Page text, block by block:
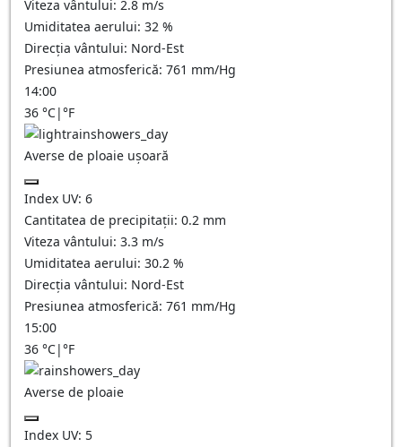
Viteza vântului: 2.8 m/s
Umiditatea aerului: 32 %
Direcția vântului: Nord-Est
Presiunea atmosferică: 761 mm/Hg
14:00
36 °C|°F
Averse de ploaie ușoară
Index UV: 6
Cantitatea de precipitații: 0.2 mm
Viteza vântului: 3.3 m/s
Umiditatea aerului: 30.2 %
Direcția vântului: Nord-Est
Presiunea atmosferică: 761 mm/Hg
15:00
36 °C|°F
Averse de ploaie
Index UV: 5